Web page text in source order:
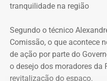
nebulosidade e
A mudança ocorre com o
atuou sobre o estado e a
sistema.
tranquilidade na região
Segundo o técnico
Comissão, o que acontece
de ação por parte do
o desejo dos moradores da
revitalização do espaço.